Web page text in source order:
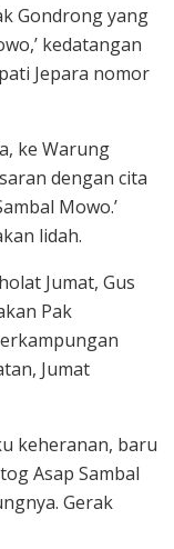
Gondrong yang
kedatangan
Jepara nomor
ke Warung
dengan cita
Mowo.’
lidah.
Jumat, Gus
Pak
Jumat
keheranan, baru
Asap Sambal
Gerak